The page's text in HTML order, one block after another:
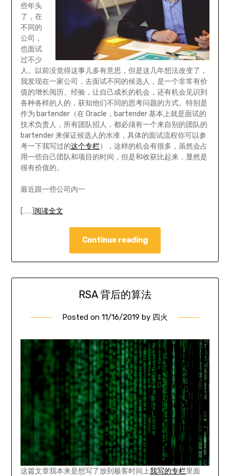
些年头
了，在
不同的
公司，
也面试
过不少
人。以前没觉得这事儿多有意思，但是这几年想法改变了，
我发现在一家公司，去面试不同的候选人，是一个非常有价
值的增长阅历、经验，让自己成长的机会，还有机会见识到
各种各样的人的，获知他们不同的思考问题的方式。特别是
作为 bartender（在 Oracle，bartender 基本上就是面试的
技术负责人，所有团队招人，都必须有一个来自别的团队的
bartender 来保证候选人的水准，具体的面试流程你可以参
考一下我写过的这个专栏），这样的机会有很多，虽然会占
用一些自己团队和项目的时间，但是和收获比起来，显然是
很有价值的。
最近跟一些公司内一
[……] 阅读全文
Continue reading
RSA 背后的算法
Posted on 11/16/2019 by 四火
这篇文章我本来是想写了放到极客时间上我写的专栏里面